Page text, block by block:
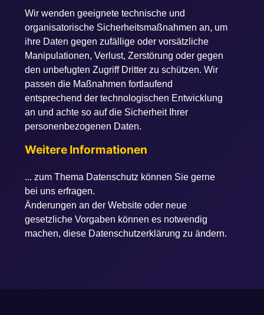
Wir wenden geeignete technische und
organisatorische Sicherheitsmaßnahmen an, um
ihre Daten gegen zufällige oder vorsätzliche
Manipulationen, Verlust, Zerstörung oder gegen
den unbefugten Zugriff Dritter zu schützen. Wir
passen die Maßnahmen fortlaufend
entsprechend der technologischen Entwicklung
an und achte so auf die Sicherheit Ihrer
personenbezogenen Daten.
Weitere Informationen
... zum Thema Datenschutz können Sie gerne
bei uns erfragen.
Änderungen an der Website oder neue
gesetzliche Vorgaben können es notwendig
machen, diese Datenschutzerklärung zu ändern.